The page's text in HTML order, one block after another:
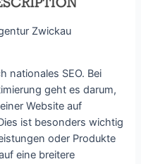
Zwickau
nationales SEO. Bei
geht es darum,
Website auf
ist besonders wichtig
oder Produkte
eine breitere